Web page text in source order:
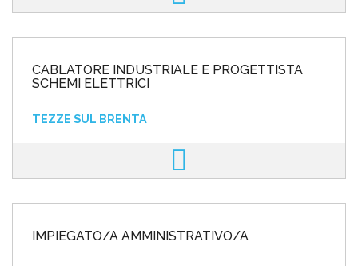
CABLATORE INDUSTRIALE E PROGETTISTA
SCHEMI ELETTRICI
TEZZE SUL BRENTA
IMPIEGATO/A AMMINISTRATIVO/A